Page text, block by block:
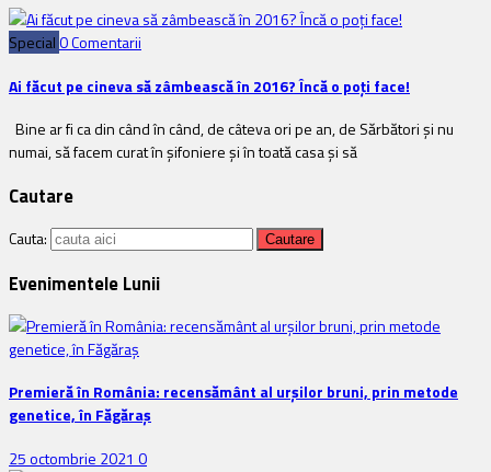
Special0 Comentarii
Ai făcut pe cineva să zâmbească în 2016? Încă o poți face!
Bine ar fi ca din când în când, de câteva ori pe an, de Sărbători și nu
numai, să facem curat în șifoniere și în toată casa și să
Cautare
Cauta:
Evenimentele Lunii
Premieră în România: recensământ al urșilor bruni, prin metode
genetice, în Făgăraș
25 octombrie 2021 0